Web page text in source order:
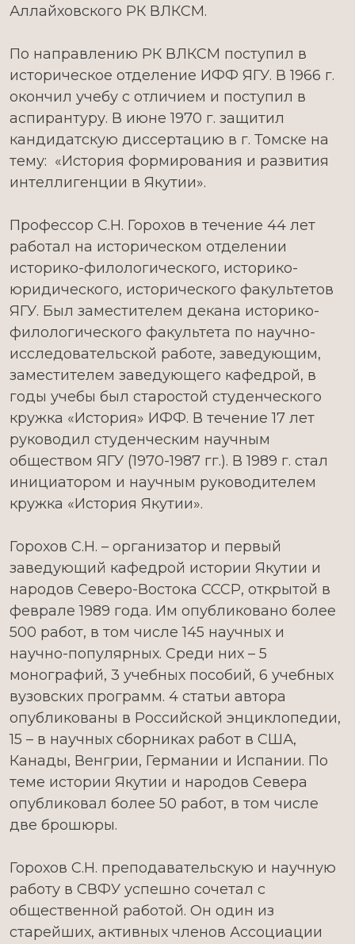
Аллайховского РК ВЛКСМ.
По направлению РК ВЛКСМ поступил в
историческое отделение ИФФ ЯГУ. В 1966 г.
окончил учебу с отличием и поступил в
аспирантуру. В июне 1970 г. защитил
кандидатскую диссертацию в г. Томске на
тему: «История формирования и развития
интеллигенции в Якутии».
Профессор С.Н. Горохов в течение 44 лет
работал на историческом отделении
историко-филологического, историко-
юридического, исторического факультетов
ЯГУ. Был заместителем декана историко-
филологического факультета по научно-
исследовательской работе, заведующим,
заместителем заведующего кафедрой, в
годы учебы был старостой студенческого
кружка «История» ИФФ. В течение 17 лет
руководил студенческим научным
обществом ЯГУ (1970-1987 гг.). В 1989 г. стал
инициатором и научным руководителем
кружка «История Якутии».
Горохов С.Н. – организатор и первый
заведующий кафедрой истории Якутии и
народов Северо-Востока СССР, открытой в
феврале 1989 года. Им опубликовано более
500 работ, в том числе 145 научных и
научно­-популярных. Среди них – 5
монографий, 3 учебных пособий, 6 учебных
вузовских программ. 4 статьи автора
опубликованы в Российской энциклопедии,
15 – в научных сборниках работ в США,
Канады, Венгрии, Германии и Испании. По
теме истории Якутии и народов Севера
опубликовал более 50 работ, в том числе
две брошюры.
Горохов С.Н. преподавательскую и научную
работу в СВФУ успешно сочетал с
общественной работой. Он один из
старейших, активных членов Ассоциации